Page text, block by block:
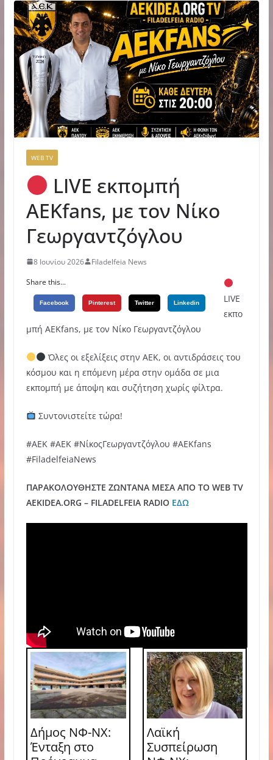
WEB TV
LIVE εκπομπή
ΑΕΚfans, με τον Νίκο
Γεωργαντζόγλου
8 Ιουνίου 2026
Filadelfeia News
Share this...
Facebook Pinterest Twitter Linkedin
LIVE
εκπο
μπή ΑΕΚfans, με τον Νίκο Γεωργαντζόγλου
Όλες οι εξελίξεις στην ΑΕΚ, οι αντιδράσεις του
κόσμου και η επόμενη μέρα στην ομάδα σε μια
εκπομπή με άποψη και συζήτηση χωρίς φίλτρα.
Συντονιστείτε τώρα!
#ΑΕΚ #AEK #ΝίκοςΓεωργαντζόγλου #AEKfans
#FiladelfeiaNews
ΠΑΡΑΚΟΛΟΥΘΗΣΤΕ ΖΩΝΤΑΝΑ ΜΕΣΑ ΑΠΟ ΤΟ WEB TV
AEKIDEA.ORG – FILADELFEIA RADIO ΕΔΩ
Δήμος ΝΦ-ΝΧ:
Ένταξη στο
Λαϊκή
Συσπείρωση